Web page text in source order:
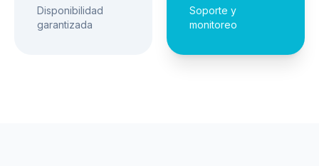
Disponibilidad
garantizada
Soporte y
monitoreo